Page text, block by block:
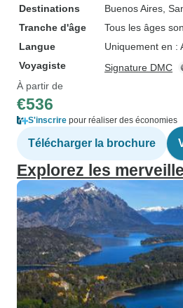
Destinations
Buenos Aires ,
Tranche d'âge
Tous les âges
Langue
Uniquement en :
Voyagiste
Signature DMC
À partir de
€536
S'inscrire pour réaliser des économies
Télécharger la brochure
Explorez les